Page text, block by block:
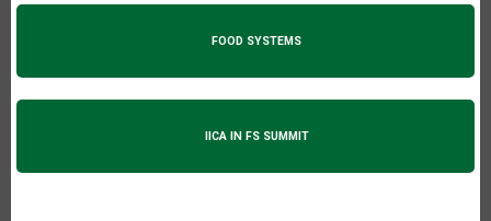
FOOD SYSTEMS
IICA IN FS SUMMIT